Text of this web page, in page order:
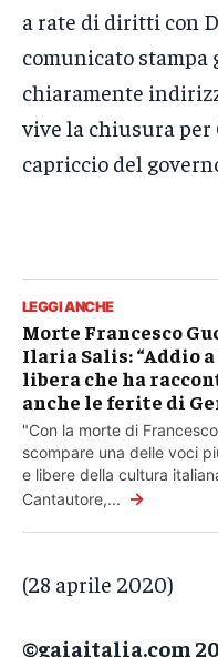
a rate di diritti con
comunicato
chiaramente
vive la chiusura per
capriccio del
LEGGI ANCHE
Morte Francesco
Ilaria Salis: “Addio a
libera che ha
anche le ferite di
"Con la morte di
scompare una delle voci
e libere della cultura
Cantautore,... →
(28 aprile 2020)
©gaiaitalia.com